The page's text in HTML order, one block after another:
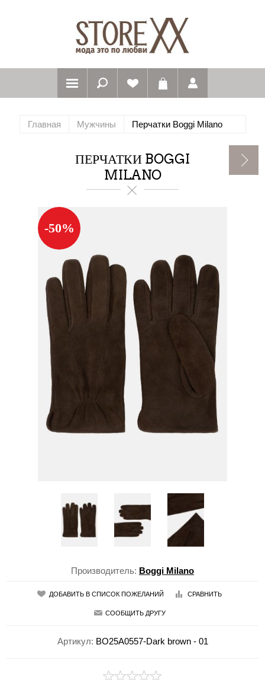
Главная Мужчины Перчатки Boggi Milano
ПЕРЧАТКИ BOGGI
MILANO
-50%
Производитель: Boggi Milano
ДОБАВИТЬ В СПИСОК ПОЖЕЛАНИЙ СРАВНИТЬ
СООБЩИТЬ ДРУГУ
Артикул: BO25A0557-Dark brown - 01